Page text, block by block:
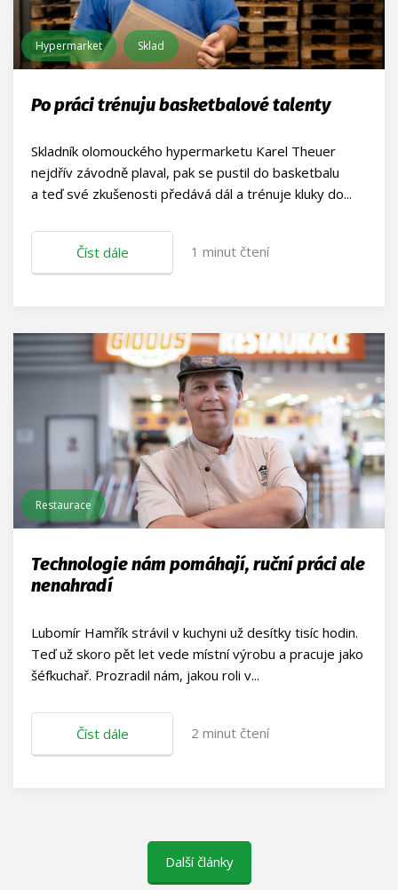
Hypermarket Sklad
Po práci trénuju basketbalové talenty
Skladník olomouckého hypermarketu Karel Theuer
nejdřív závodně plaval, pak se pustil do basketbalu
a teď své zkušenosti předává dál a trénuje kluky do...
Číst dále 1 minut čtení
Restaurace
Technologie nám pomáhají, ruční práci ale
nenahradí
Lubomír Hamřík strávil v kuchyni už desítky tisíc hodin.
Teď už skoro pět let vede místní výrobu a pracuje jako
šéfkuchař. Prozradil nám, jakou roli v...
Číst dále 2 minut čtení
Další články